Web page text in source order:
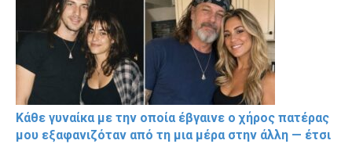
Κάθε γυναίκα με την οποία έβγαινε ο χήρος πατέρας
μου εξαφανιζόταν από τη μια μέρα στην άλλη — έτσι